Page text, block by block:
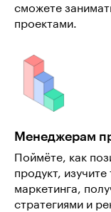
сможете
проектами.
Менеджерам
Поймёте, как
продукт,
маркетинга,
стратегиями и